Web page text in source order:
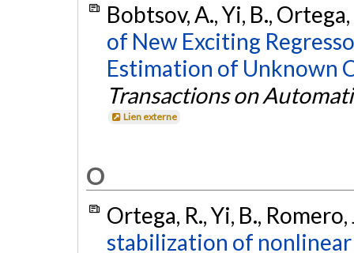
Bobtsov, A., Yi, B.,
of New Exciting
Estimation of Unknown
Transactions on
Lien externe
O
Ortega, R., Yi, B.,
stabilization of nonlinear